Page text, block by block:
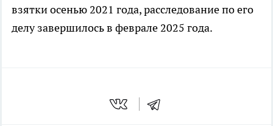
взятки осенью 2021 года, расследование по его
делу завершилось в феврале 2025 года.